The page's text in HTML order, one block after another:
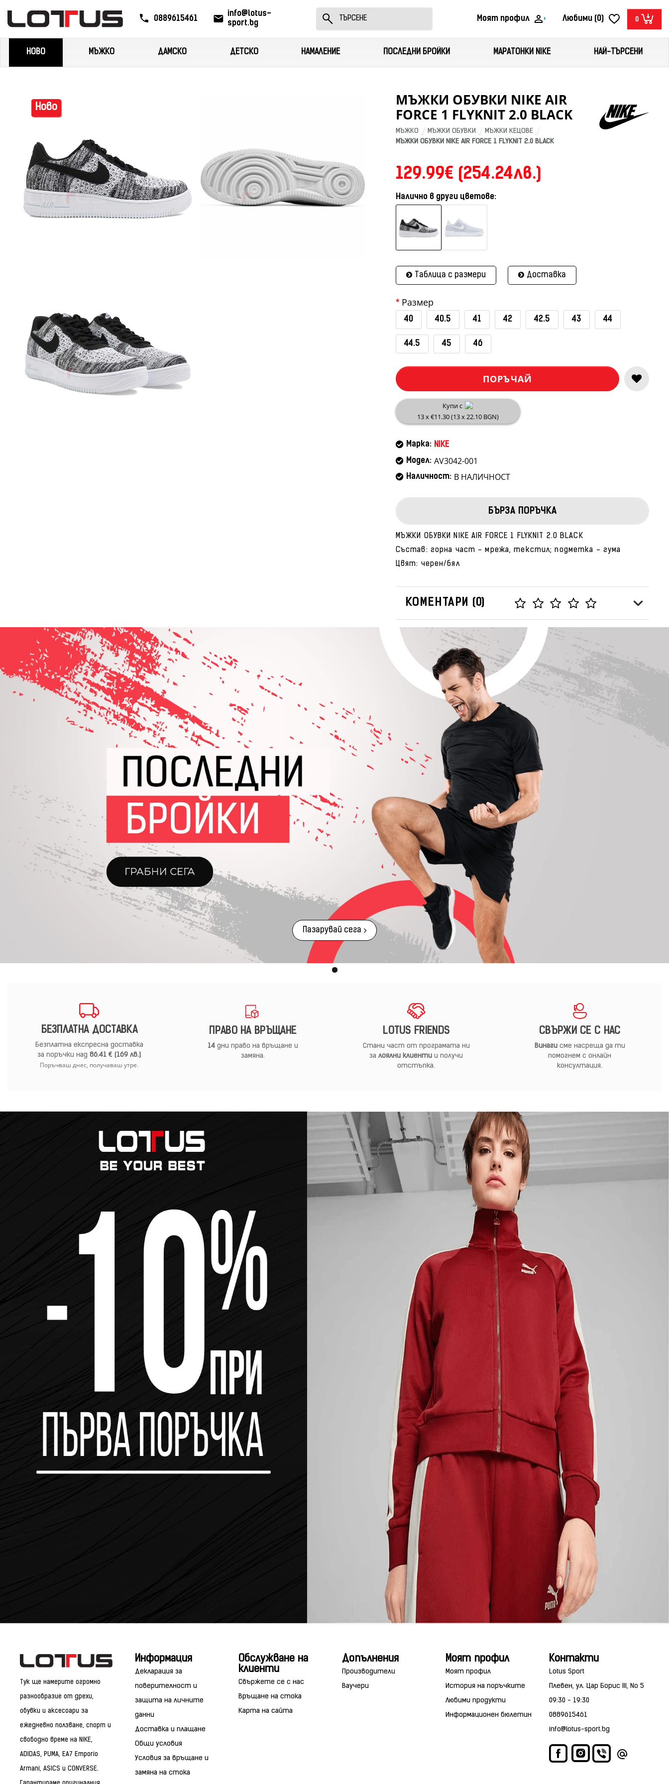
0889615461
info@lotus-
sport.bg
Моят профил Любими (0) 0
НОВО МЪЖКО ДАМСКО ДЕТСКО НАМАЛЕНИЕ ПОСЛЕДНИ БРОЙКИ МАРАТОНКИ NIKE НАЙ-ТЪРСЕНИ
Ново
МЪЖКИ ОБУВКИ NIKE AIR
FORCE 1 FLYKNIT 2.0 BLACK
МЪЖКО МЪЖКИ ОБУВКИ
МЪЖКИ КЕЦОВЕ
МЪЖКИ ОБУВКИ NIKE AIR FORCE 1 FLYKNIT 2.0 BLACK
129.99€ (254.24лв.)
Налично в други цветове:
Таблица с размери Доставка
Размер
40 40.5 41 42 42.5 43 44
44.5 45 46
ПОРЪЧАЙ
Купи с
13 x €11.30 (13 x 22.10 BGN)
Марка: NIKE
Модел: AV3042-001
Наличност: В НАЛИЧНОСТ
БЪРЗА ПОРЪЧКА
МЪЖКИ ОБУВКИ NIKE AIR FORCE 1 FLYKNIT 2.0 BLACK
Състав: горна част - мрежа, текстил; подметка - гума
Цвят: черен/бял
КОМЕНТАРИ (0)
Пазарувай сега
БЕЗПЛАТНА ДОСТАВКА
Безплатна експресна доставка
за поръчки над86.41 € (169 лв.)
Поръчваш днес, получаваш утре.
ПРАВО НА ВРЪЩАНЕ
14дни право на връщане и
замяна.
LOTUS FRIENDS
Стани част от програмата ни
залоялни клиенти и получи
отстъпка.
СВЪРЖИ СЕ С НАС
Винагисме насреща да ти
помогнем с онлайн
консултация.
Тук ще намерите огромно
разнообразие от дрехи,
обувки и аксесоари за
ежедневно ползване, спорт и
свободно време на NIKE,
ADIDAS, PUMA, EA7 Emporio
Armani, ASICS и CONVERSE.
Информация
Декларация за
поверителност и
защита на личните
данни
Доставка и плащане
Общи условия
Условия за връщане и
замяна на стока
Обслужване на
клиенти
Свържете се с нас
Връщане на стока
Карта на сайта
Допълнения
Производители
Ваучери
Моят профил
Моят профил
История на поръчките
Любими продукти
Информационен бюлетин
Контакти
Lotus Sport
Плевен, ул. Цар Борис III, No 5
09:30 - 19:30
0889615461
info@lotus-sport.bg